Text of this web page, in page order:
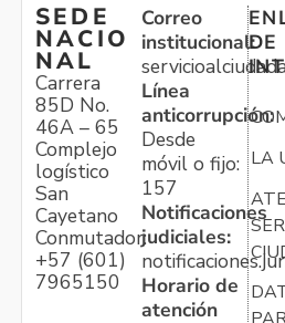
SEDE
NACIO
NAL
Carrera
85D No.
46A – 65
Complejo
logístico
San
Cayetano
Conmutador:
+57 (601)
7965150
Correo
institucional:
Línea
anticorrupción:
Desde
móvil o fijo:
157
Notificaciones
judiciales:
Horario de
atención
DE
LA